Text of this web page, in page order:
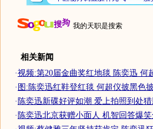
我的天职是搜索
相关新闻
·视频:第20届金曲奖红地毯 陈奕迅 何
·图:陈奕迅红鞋登红毯 何超仪披黑色
· 陈奕迅新碟好评如潮 爱上拍照到处
· 陈奕迅北京获赠小面人 机智回答爆